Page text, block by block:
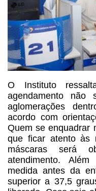
O Instituto
agendamento não
aglomerações
acordo com
Quem se enquadrar
que ficar atento às
máscaras será
atendimento. Além
medida antes da
superior a 37,5